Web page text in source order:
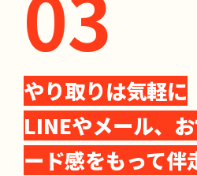
やり取りは気軽に
LINEやメール、
ード感をもって伴